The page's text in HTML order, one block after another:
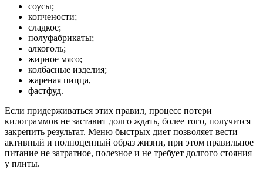
соусы;
копчености;
сладкое;
полуфабрикаты;
алкоголь;
жирное мясо;
колбасные изделия;
жареная пицца,
фастфуд.
Если придерживаться этих правил, процесс потери
килограммов не заставит долго ждать, более того, получится
закрепить результат. Меню быстрых диет позволяет вести
активный и полноценный образ жизни, при этом правильное
питание не затратное, полезное и не требует долгого стояния
у плиты.